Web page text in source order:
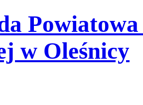
w Oleśnicy